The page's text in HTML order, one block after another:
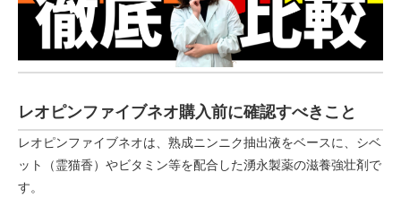
レオピンファイブネオ購入前に確認すべきこと
レオピンファイブネオは、熟成ニンニク抽出液をベースに、シベ
ット（霊猫香）やビタミン等を配合した湧永製薬の滋養強壮剤で
す。